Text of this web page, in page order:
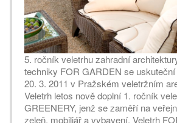
5. ročník veletrhu zahradní
techniky FOR GARDEN se
20. 3. 2011 v Pražském veletržním
Veletrh letos nově doplní 1. ročník
GREENERY, jenž se zaměří na
zeleň, mobiliář a vybavení. Veletrh